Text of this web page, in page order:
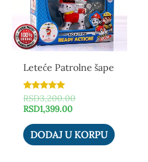
Leteće Patrolne šape
Ocenjeno
sa
4.80
RSD3,200.00
RSD1,399.00
DODAJ U KORPU